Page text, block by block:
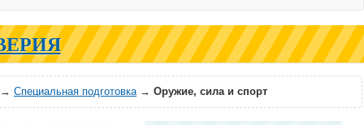
→ Специальная подготовка→ Оружие, сила и спорт